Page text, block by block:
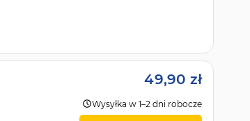
49,90 zł
Wysyłka w 1–2 dni robocze